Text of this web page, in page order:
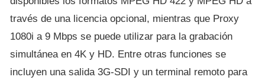
través de una licencia opcional, mientras que Proxy
1080i a 9 Mbps se puede utilizar para la grabación
simultánea en 4K y HD. Entre otras funciones se
incluyen una salida 3G-SDI y un terminal remoto para